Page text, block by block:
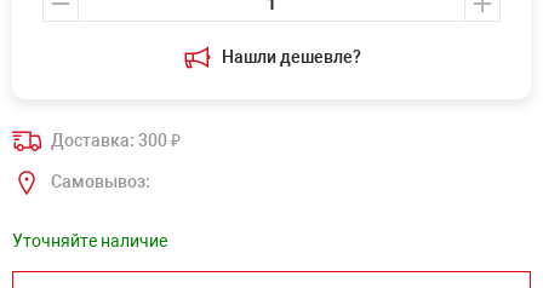
Нашли дешевле?
Доставка: 300₽
Самовывоз:
Уточняйте наличие